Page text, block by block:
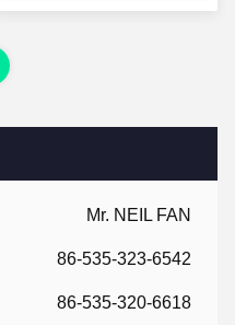
Mr. NEIL FAN
86-535-323-6542
86-535-320-6618
multifunción para uso